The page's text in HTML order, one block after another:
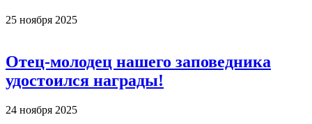
25 ноября 2025
Отец-молодец нашего заповедника
удостоился награды!
24 ноября 2025